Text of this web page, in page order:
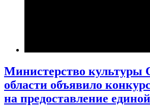
Министерство культуры
области объявило
на предоставление